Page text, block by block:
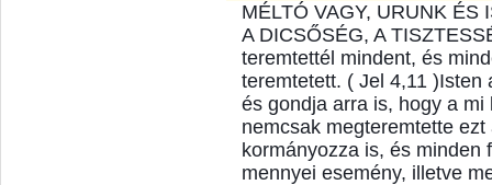
MÉLTÓ VAGY, URUNK ÉS
A DICSŐSÉG, A
teremtettél mindent, és
teremtetett. ( Jel 4,11
és gondja arra is, hogy a
nemcsak megteremtette
kormányozza is, és minden
mennyei esemény, illetve